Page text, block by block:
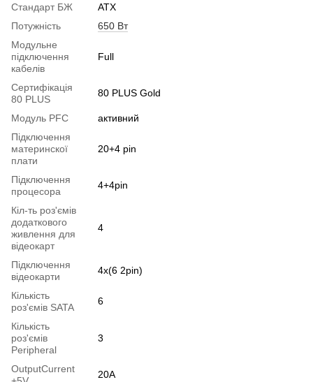
Стандарт БЖ
ATX
Потужність
650 Вт
Модульне
підключення
кабелів
Full
Сертифікація
80 PLUS
80 PLUS Gold
Модуль PFC
активний
Підключення
материнскої
плати
20+4 pin
Підключення
процесора
4+4pin
Кіл-ть роз'ємів
додаткового
живлення для
відеокарт
4
Підключення
відеокарти
4x(6 2pin)
Кількість
роз'ємів SATA
6
Кількість
роз'ємів
Peripheral
3
OutputСurrent
20A